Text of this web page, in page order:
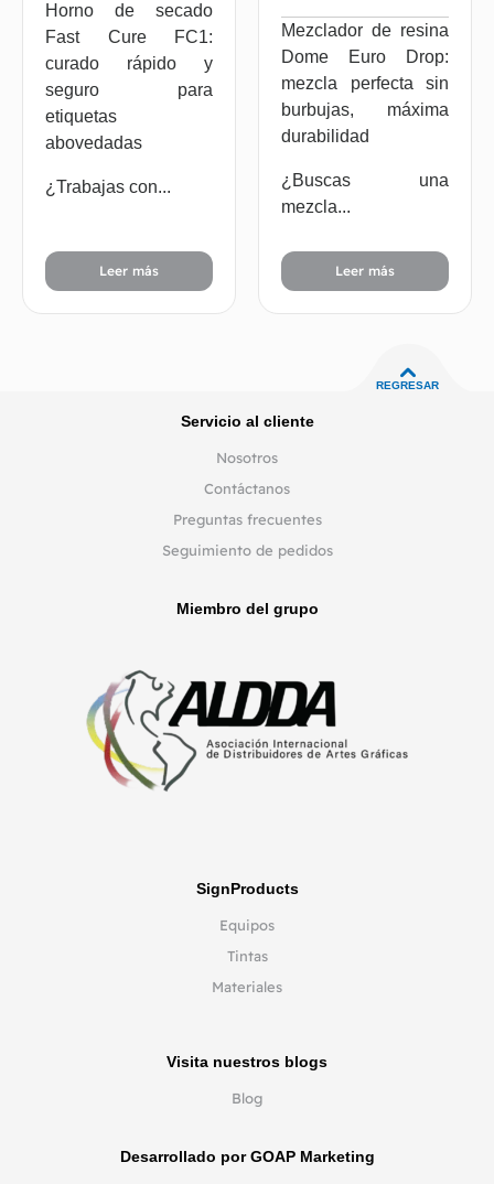
Horno de secado
Fast Cure FC1:
curado rápido y
seguro para
etiquetas
abovedadas
¿Trabajas con...
Leer más
Mezclador de resina
Dome Euro Drop:
mezcla perfecta sin
burbujas, máxima
durabilidad
¿Buscas una
mezcla...
Leer más
REGRESAR
Servicio al cliente
Nosotros
Contáctanos
Preguntas frecuentes
Seguimiento de pedidos
Miembro del grupo
SignProducts
Equipos
Tintas
Materiales
Desarrollado por GOAP Marketing
Visita nuestros blogs
Blog